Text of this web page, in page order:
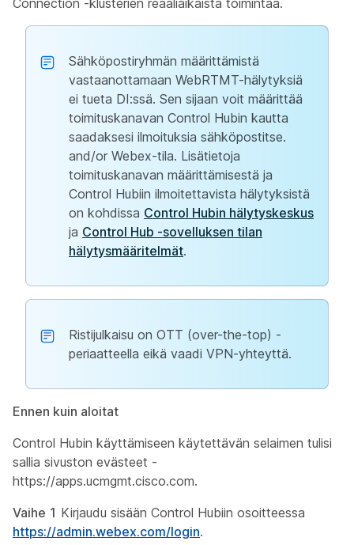
Sähköpostiryhmän määrittämistä
vastaanottamaan WebRTMT-hälytyksiä
ei tueta DI:ssä. Sen sijaan voit määrittää
toimituskanavan Control Hubin kautta
saadaksesi ilmoituksia sähköpostitse.
and/or Webex-tila. Lisätietoja
toimituskanavan määrittämisestä ja
Control Hubiin ilmoitettavista hälytyksistä
on kohdissa Control Hubin hälytyskeskus
ja Control Hub -sovelluksen tilan
hälytysmääritelmät.
Ristijulkaisu on OTT (over-the-top) -
periaatteella eikä vaadi VPN-yhteyttä.
Ennen kuin aloitat
Control Hubin käyttämiseen käytettävän selaimen tulisi
sallia sivuston evästeet -
https://apps.ucmgmt.cisco.com.
Vaihe 1 Kirjaudu sisään Control Hubiin osoitteessa
https://admin.webex.com/login.